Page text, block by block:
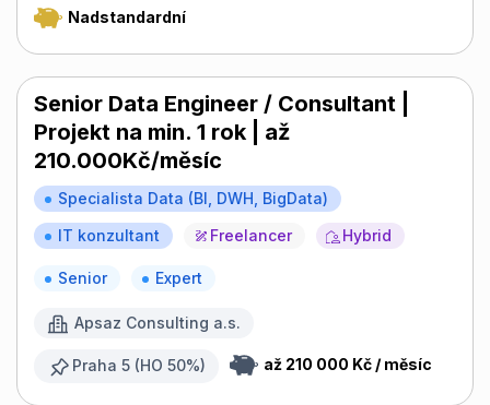
Nadstandardní
Senior Data Engineer / Consultant |
Projekt na min. 1 rok | až
210.000Kč/měsíc
Specialista Data (BI, DWH, BigData)
IT konzultant
Freelancer Hybrid
Senior Expert
Apsaz Consulting a.s.
Praha 5 (HO 50%) až 210 000 Kč / měsíc